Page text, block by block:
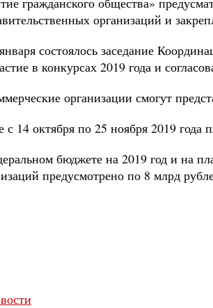
организаций и
состоялось заседание
в конкурсах 2019 года и
организации смогут
с 14 октября по 25 ноября 2019 года
бюджете на 2019 год и на
предусмотрено по 8 млрд